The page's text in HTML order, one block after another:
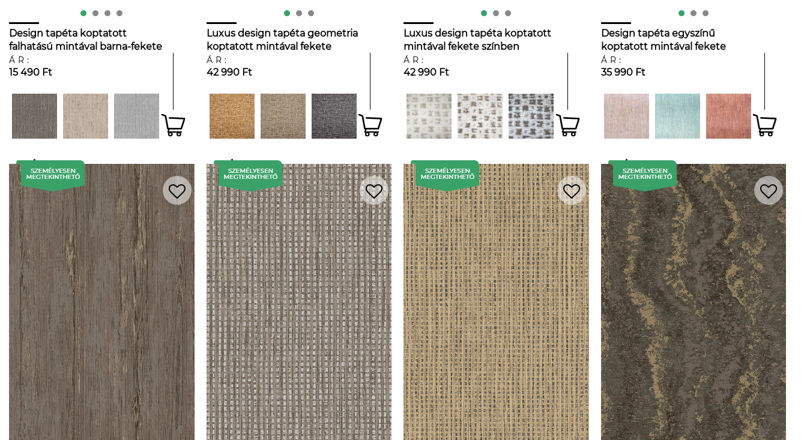
Design tapéta koptatott
falhatású mintával barna-fekete
és arany színben
ÁR:
15 490 Ft
Luxus design tapéta geometria
koptatott mintával fekete
színben
ÁR:
42 990 Ft
Luxus design tapéta koptatott
mintával fekete színben
ÁR:
42 990 Ft
Design tapéta egyszínű
koptatott mintával fekete
színben
ÁR:
35 990 Ft